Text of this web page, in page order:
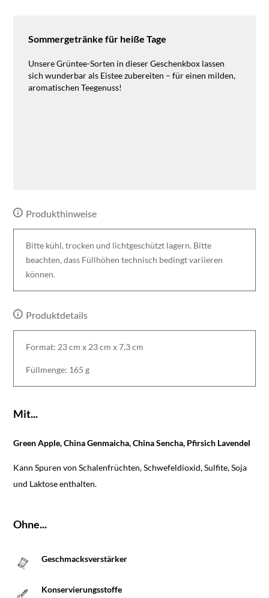
Sommergetränke für heiße Tage
Unsere Grüntee-Sorten in dieser Geschenkbox lassen
sich wunderbar als Eistee zubereiten – für einen milden,
aromatischen Teegenuss!
Produkthinweise
Bitte kühl, trocken und lichtgeschützt lagern. Bitte
beachten, dass Füllhöhen technisch bedingt variieren
können.
Produktdetails
Format: 23 cm x 23 cm x 7,3 cm
Füllmenge: 165 g
Mit...
Green Apple, China Genmaicha, China Sencha, Pfirsich Lavendel
Kann Spuren von Schalenfrüchten, Schwefeldioxid, Sulfite, Soja
und Laktose enthalten.
Ohne...
Geschmacksverstärker
Konservierungsstoffe